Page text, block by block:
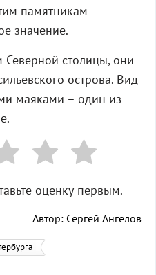
памятникам
значение.
столицы, они
острова. Вид
маяками – один из
оценку первым.
Автор: Сергей Ангелов